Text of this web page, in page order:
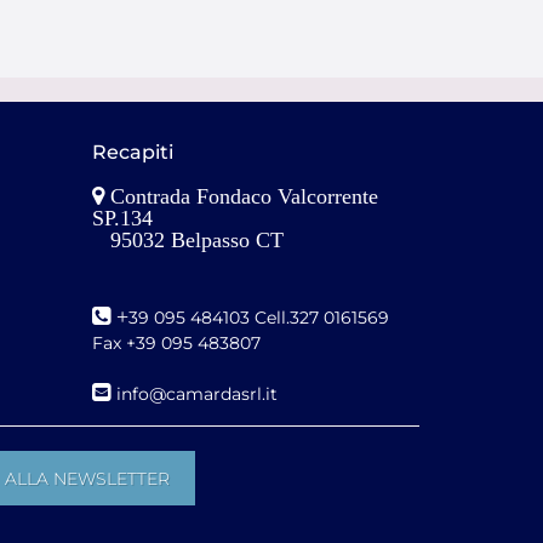
Recapiti
Contrada Fondaco Valcorrente
SP.134
95032 Belpasso CT
+39 095 484103 Cell.327 0161569
Fax +39 095 483807
info@camardasrl.it